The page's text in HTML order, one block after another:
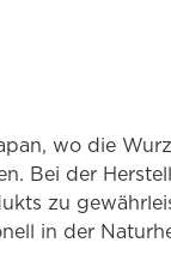
wo die
Bei der
zu
in der